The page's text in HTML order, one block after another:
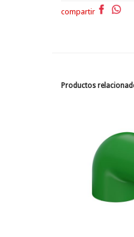
compartir
Productos